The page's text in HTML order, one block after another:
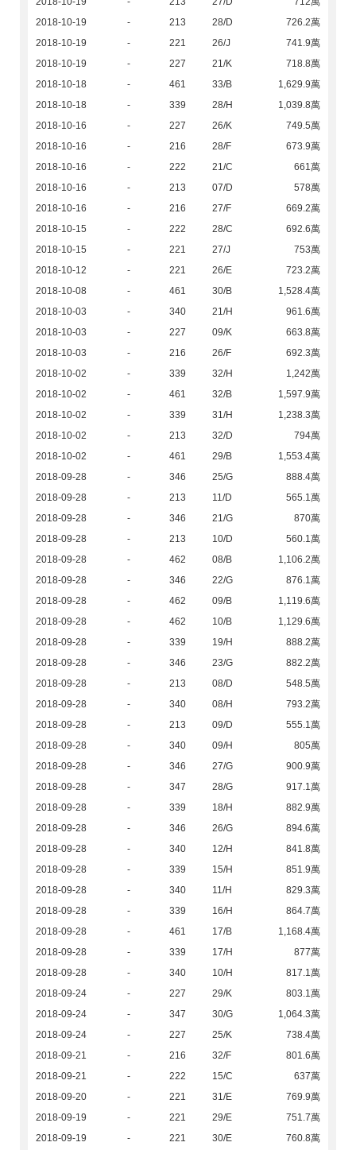
2018-10-19
- 213 28/D
726.2萬
2018-10-19
- 221 26/J
741.9萬
2018-10-19
- 227 21/K
718.8萬
2018-10-18
- 461 33/B
1,629.9萬
2018-10-18
- 339 28/H
1,039.8萬
2018-10-16
- 227 26/K
749.5萬
2018-10-16
- 216 28/F
673.9萬
2018-10-16
- 222 21/C
661萬
2018-10-16
- 213 07/D
578萬
2018-10-16
- 216 27/F
669.2萬
2018-10-15
- 222 28/C
692.6萬
2018-10-15
- 221 27/J
753萬
2018-10-12
- 221 26/E
723.2萬
2018-10-08
- 461 30/B
1,528.4萬
2018-10-03
- 340 21/H
961.6萬
2018-10-03
- 227 09/K
663.8萬
2018-10-03
- 216 26/F
692.3萬
2018-10-02
- 339 32/H
1,242萬
2018-10-02
- 461 32/B
1,597.9萬
2018-10-02
- 339 31/H
1,238.3萬
2018-10-02
- 213 32/D
794萬
2018-10-02
- 461 29/B
1,553.4萬
2018-09-28
- 346 25/G
888.4萬
2018-09-28
- 213 11/D
565.1萬
2018-09-28
- 346 21/G
870萬
2018-09-28
- 213 10/D
560.1萬
2018-09-28
- 462 08/B
1,106.2萬
2018-09-28
- 346 22/G
876.1萬
2018-09-28
- 462 09/B
1,119.6萬
2018-09-28
- 462 10/B
1,129.6萬
2018-09-28
- 339 19/H
888.2萬
2018-09-28
- 346 23/G
882.2萬
2018-09-28
- 213 08/D
548.5萬
2018-09-28
- 340 08/H
793.2萬
2018-09-28
- 213 09/D
555.1萬
2018-09-28
- 340 09/H
805萬
2018-09-28
- 346 27/G
900.9萬
2018-09-28
- 347 28/G
917.1萬
2018-09-28
- 339 18/H
882.9萬
2018-09-28
- 346 26/G
894.6萬
2018-09-28
- 340 12/H
841.8萬
2018-09-28
- 339 15/H
851.9萬
2018-09-28
- 340 11/H
829.3萬
2018-09-28
- 339 16/H
864.7萬
2018-09-28
- 461 17/B
1,168.4萬
2018-09-28
- 339 17/H
877萬
2018-09-28
- 340 10/H
817.1萬
2018-09-24
- 227 29/K
803.1萬
2018-09-24
- 347 30/G
1,064.3萬
2018-09-24
- 227 25/K
738.4萬
2018-09-21
- 216 32/F
801.6萬
2018-09-21
- 222 15/C
637萬
2018-09-20
- 221 31/E
769.9萬
2018-09-19
- 221 29/E
751.7萬
2018-09-19
- 221 30/E
760.8萬